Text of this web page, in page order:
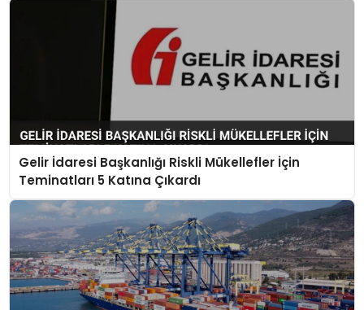
Gelir İdaresi Başkanlığı Riskli Mükellefler İçin
Teminatları 5 Katına Çıkardı